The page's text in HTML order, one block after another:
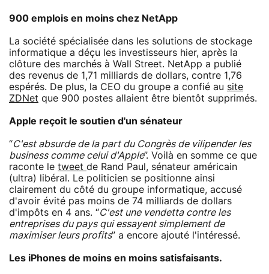
900 emplois en moins chez NetApp
La société spécialisée dans les solutions de stockage
informatique a déçu les investisseurs hier, après la
clôture des marchés à Wall Street. NetApp a publié
des revenus de 1,71 milliards de dollars, contre 1,76
espérés. De plus, la CEO du groupe a confié au site
ZDNet que 900 postes allaient être bientôt supprimés.
Apple reçoit le soutien d'un sénateur
“C'est absurde de la part du Congrès de vilipender les
business comme celui d'Apple”. Voilà en somme ce que
raconte le tweet de Rand Paul, sénateur américain
(ultra) libéral. Le politicien se positionne ainsi
clairement du côté du groupe informatique, accusé
d'avoir évité pas moins de 74 milliards de dollars
d'impôts en 4 ans. “C'est une vendetta contre les
entreprises du pays qui essayent simplement de
maximiser leurs profits” a encore ajouté l'intéressé.
Les iPhones de moins en moins satisfaisants.